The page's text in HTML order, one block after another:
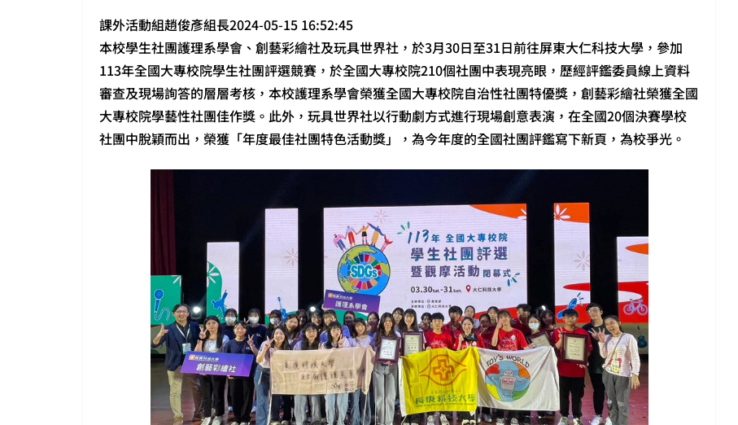
課外活動組趙俊彥組長2024-05-15 16:52:45
本校學生社團護理系學會、創藝彩繪社及玩具世界社，於3月30日至31日前往屏東大仁科技大學，參加
113年全國大專校院學生社團評選競賽，於全國大專校院210個社團中表現亮眼，歷經評鑑委員線上資料
審查及現場詢答的層層考核，本校護理系學會榮獲全國大專校院自治性社團特優獎，創藝彩繪社榮獲全國
大專校院學藝性社團佳作獎。此外，玩具世界社以行動劇方式進行現場創意表演，在全國20個決賽學校
社團中脫穎而出，榮獲「年度最佳社團特色活動獎」，為今年度的全國社團評鑑寫下新頁，為校爭光。